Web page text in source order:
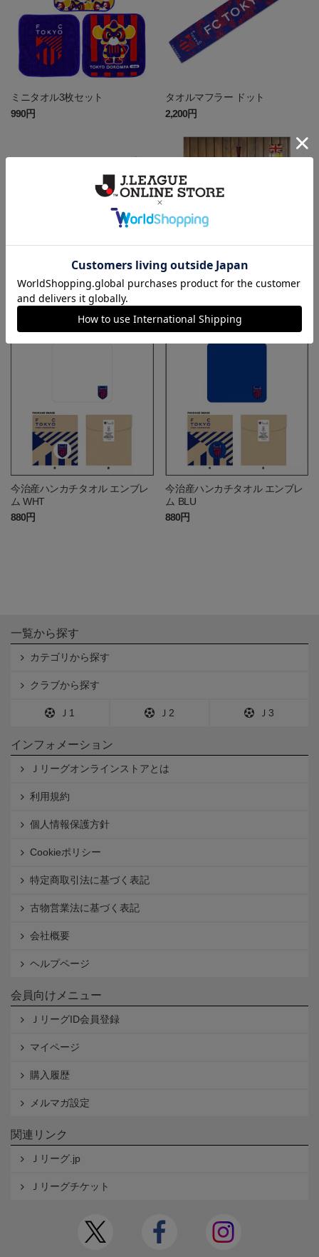
ミニタオル3枚セット
990円
タオルマフラー ドット
2,200円
タオルマフラー 東京
2,200円
英国製BARSTYLEマフラー
4,400円
今治産ハンカチタオル エンブレ
ム WHT
880円
今治産ハンカチタオル エンブレ
ム BLU
880円
一覧から探す
カテゴリから探す
クラブから探す
Ｊ1 Ｊ2 Ｊ3
インフォメーション
Ｊリーグオンラインストアとは
利用規約
個人情報保護方針
Cookieポリシー
特定商取引法に基づく表記
古物営業法に基づく表記
会社概要
ヘルプページ
会員向けメニュー
ＪリーグID会員登録
マイページ
購入履歴
メルマガ設定
関連リンク
Ｊリーグ.jp
Ｊリーグチケット